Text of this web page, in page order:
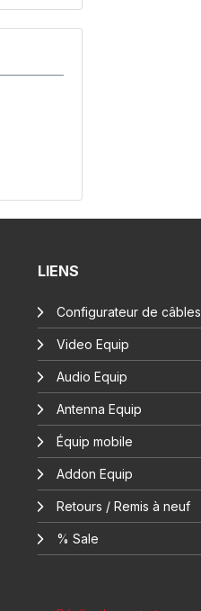
LIENS
Configurateur de câbles
Video Equip
Audio Equip
Antenna Equip
Équip mobile
Addon Equip
Retours / Remis à neuf
% Sale